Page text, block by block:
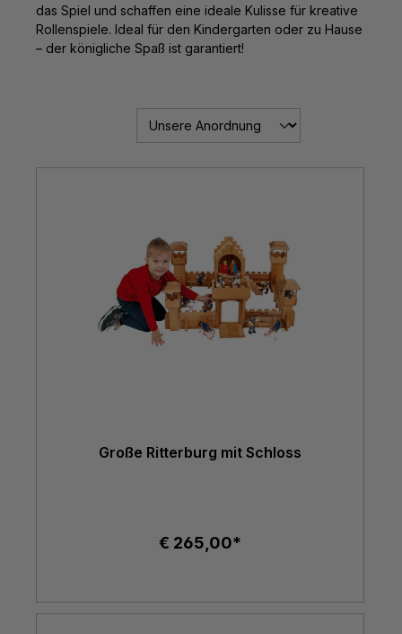
das Spiel und schaffen eine ideale Kulisse für kreative
Rollenspiele. Ideal für den Kindergarten oder zu Hause
– der königliche Spaß ist garantiert!
Große Ritterburg mit Schloss
€ 265,00*